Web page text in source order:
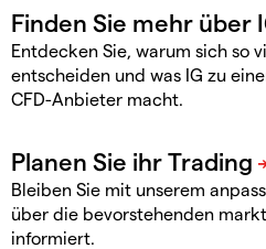
Entdecken Sie, warum sich so
entscheiden und was IG zu
CFD-Anbieter macht.
Bleiben Sie mit unserem
über die bevorstehenden
informiert.